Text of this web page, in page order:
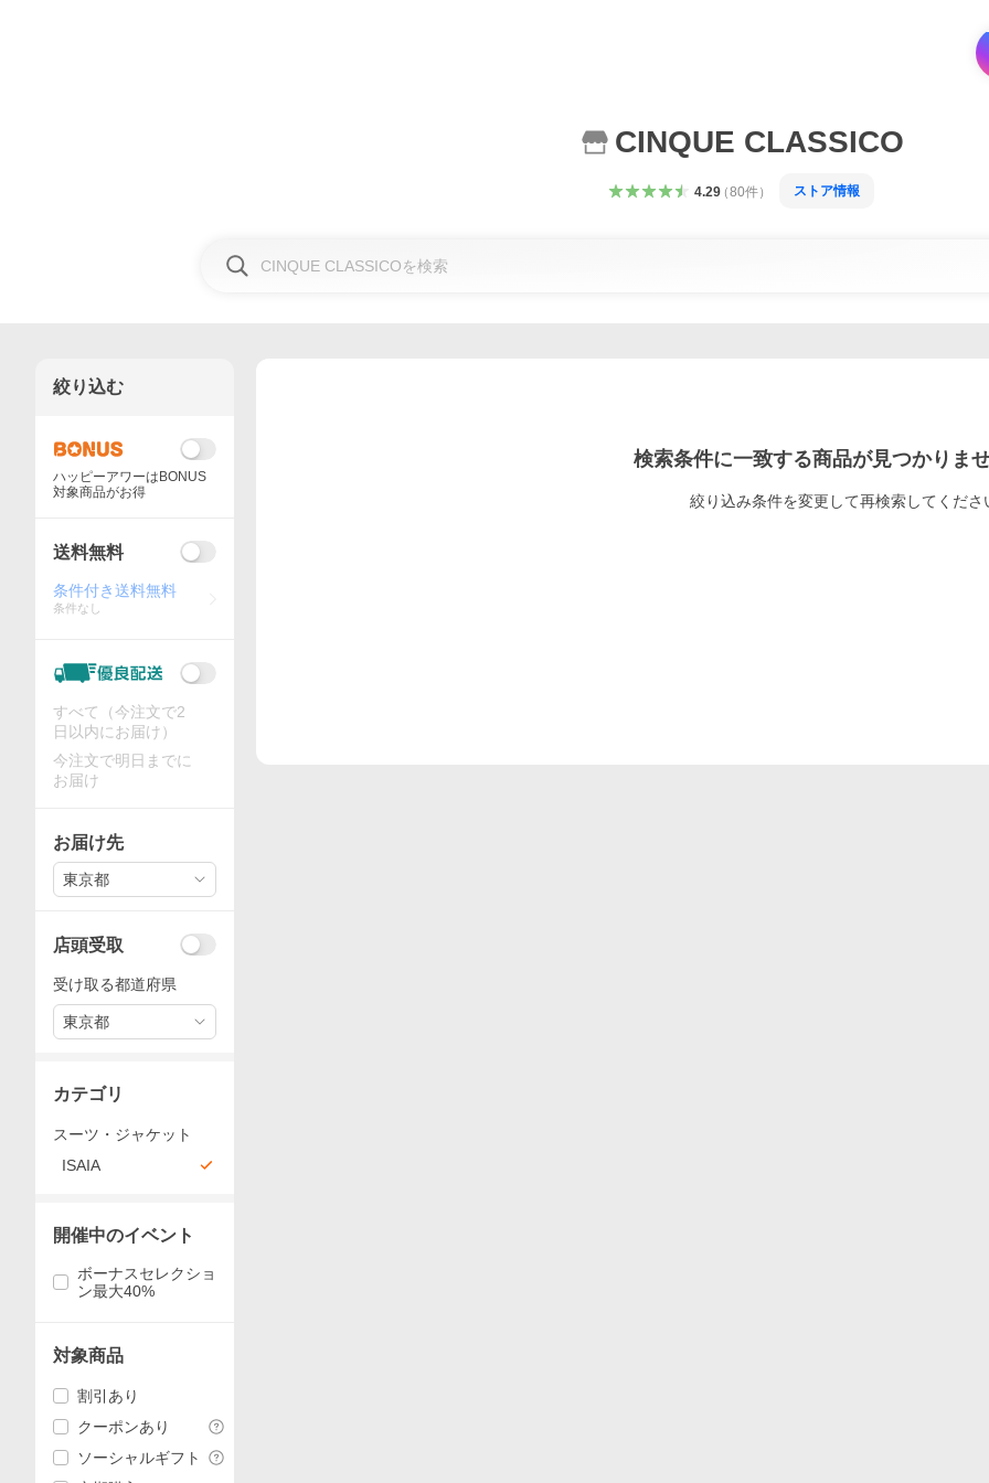
CINQUE CLASSICO
4.29（80件） ストア情報
検索条件に一致する商品が見つかりま
絞り込み条件を変更して再検索してくださ
絞り込む
ハッピーアワーはBONUS
対象商品がお得
送料無料
条件付き送料無料
条件なし
すべて（今注文で2
日以内にお届け）
今注文で明日までに
お届け
お届け先
東京都
店頭受取
受け取る都道府県
東京都
カテゴリ
スーツ・ジャケット
ISAIA
開催中のイベント
ボーナスセレクショ
ン最大40%
対象商品
割引あり
クーポンあり
ソーシャルギフト